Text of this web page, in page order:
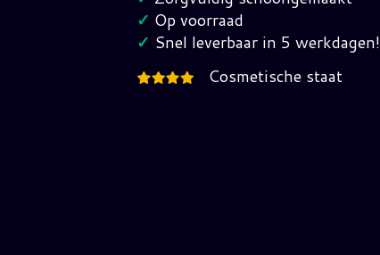
hoeveelheid
✓ Op voorraad
✓ Snel leverbaar in 5 werkdagen!
Cosmetische staat